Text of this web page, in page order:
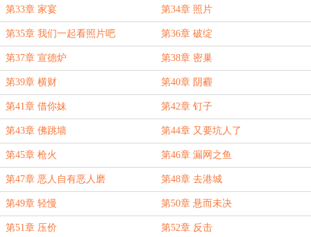
第33章 家宴 第34章 照片
第35章 我们一起看照片吧 第36章 破绽
第37章 宣德炉 第38章 密巢
第39章 横财 第40章 阴霾
第41章 借你妹 第42章 钉子
第43章 佛跳墙 第44章 又要坑人了
第45章 枪火 第46章 漏网之鱼
第47章 恶人自有恶人磨 第48章 去港城
第49章 轻慢 第50章 悬而未决
第51章 压价 第52章 反击